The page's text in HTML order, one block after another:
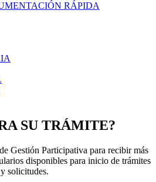
RÁPIDA
SU TRÁMITE?
Gestión Participativa para recibir más
disponibles para inicio de trámites
y solicitudes.